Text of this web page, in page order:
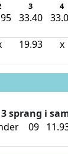
3 4
33.40
19.93 x
sprang i
09